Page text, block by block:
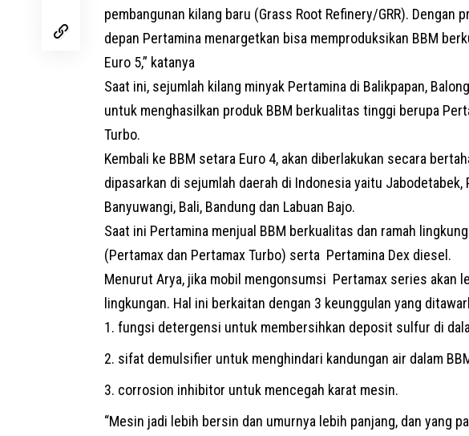
pembangunan kilang baru (Grass Root Refinery/GRR). Dengan
depan Pertamina menargetkan bisa memproduksikan BBM
Euro 5,” katanya
Saat ini, sejumlah kilang minyak Pertamina di Balikpapan,
untuk menghasilkan produk BBM berkualitas tinggi berupa
Turbo.
Kembali ke BBM setara Euro 4, akan diberlakukan secara
dipasarkan di sejumlah daerah di Indonesia yaitu Jabodetabek,
Banyuwangi, Bali, Bandung dan Labuan Bajo.
Saat ini Pertamina menjual BBM berkualitas dan ramah
(Pertamax dan Pertamax Turbo) serta Pertamina Dex diesel.
Menurut Arya, jika mobil mengonsumsi Pertamax series akan
lingkungan. Hal ini berkaitan dengan 3 keunggulan yang
fungsi detergensi untuk membersihkan deposit sulfur di
sifat demulsifier untuk menghindari kandungan air dalam
corrosion inhibitor untuk mencegah karat mesin.
“Mesin jadi lebih bersin dan umurnya lebih panjang, dan yang